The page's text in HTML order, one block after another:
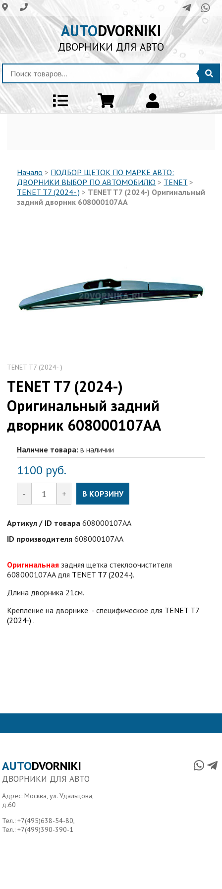
AUTODVORNIKI
ДВОРНИКИ ДЛЯ АВТО
Начало > ПОДБОР ЩЕТОК ПО МАРКЕ АВТО:
ДВОРНИКИ ВЫБОР ПО АВТОМОБИЛЮ > TENET >
TENET T7 (2024- ) > TENET T7 (2024-) Оригинальный
задний дворник 608000107AA
TENET T7 (2024- )
TENET T7 (2024-)
Оригинальный задний
дворник 608000107AA
Наличие товара: в наличии
1100 руб.
- + В КОРЗИНУ
Артикул / ID товара 608000107AA
ID производителя 608000107AA
Оригинальная задняя щетка стеклоочистителя
608000107AA для TENET T7 (2024-).
Длина дворника 21см.
Крепление на дворнике - специфическое для TENET T7
(2024-) .
AUTODVORNIKI
ДВОРНИКИ ДЛЯ АВТО
Адрес: Москва, ул. Удальцова,
д.60
Тел.:+7(495)638-54-80
Тел.:+7(499)390-390-1